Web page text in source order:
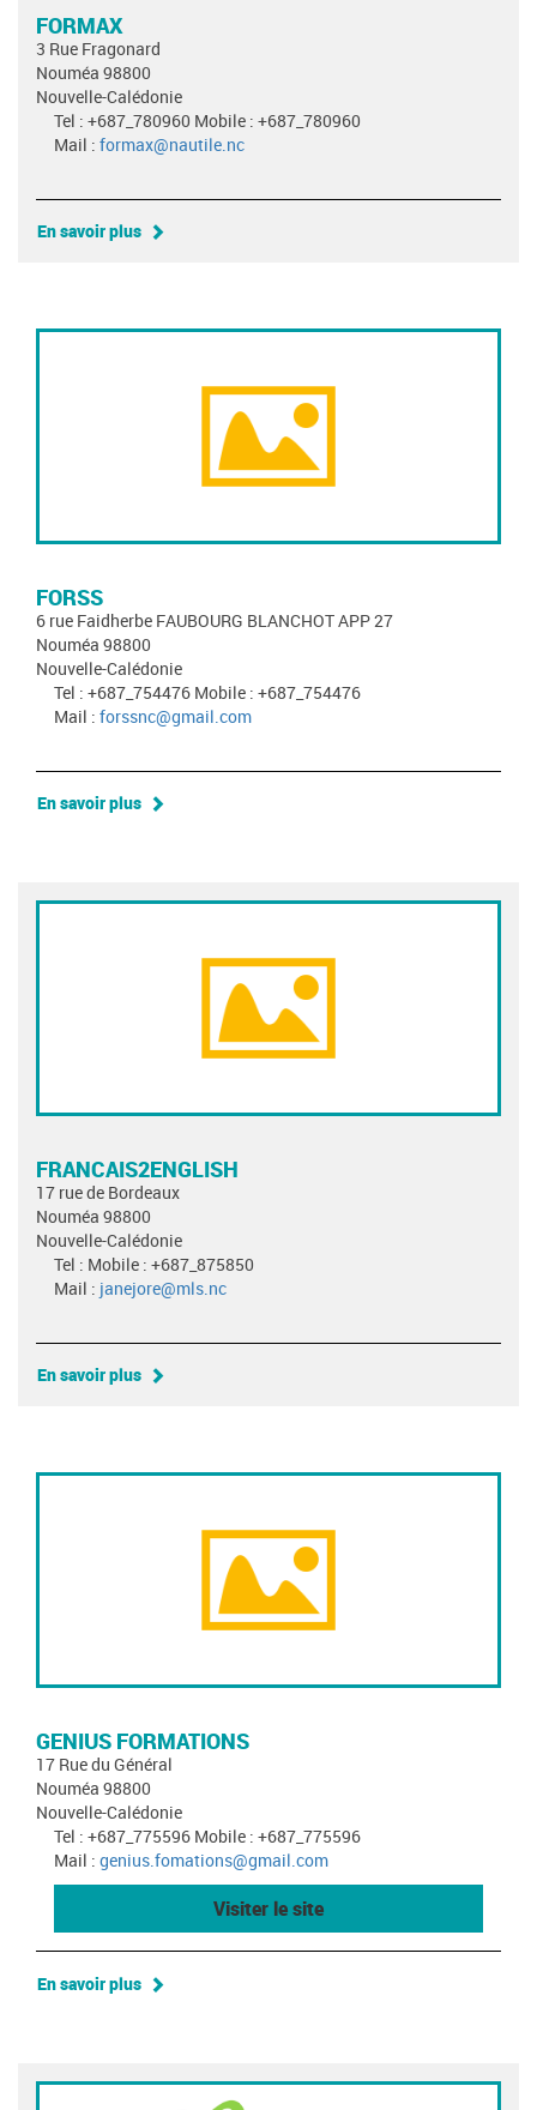
FORMAX
3 Rue Fragonard
Nouméa 98800
Nouvelle-Calédonie
Tel : +687_780960 Mobile : +687_780960
Mail : formax@nautile.nc
En savoir plus
FORSS
6 rue Faidherbe FAUBOURG BLANCHOT APP 27
Nouméa 98800
Nouvelle-Calédonie
Tel : +687_754476 Mobile : +687_754476
Mail : forssnc@gmail.com
En savoir plus
FRANCAIS2ENGLISH
17 rue de Bordeaux
Nouméa 98800
Nouvelle-Calédonie
Tel : Mobile : +687_875850
Mail : janejore@mls.nc
En savoir plus
GENIUS FORMATIONS
17 Rue du Général
Nouméa 98800
Nouvelle-Calédonie
Tel : +687_775596 Mobile : +687_775596
Mail : genius.fomations@gmail.com
Visiter le site
En savoir plus